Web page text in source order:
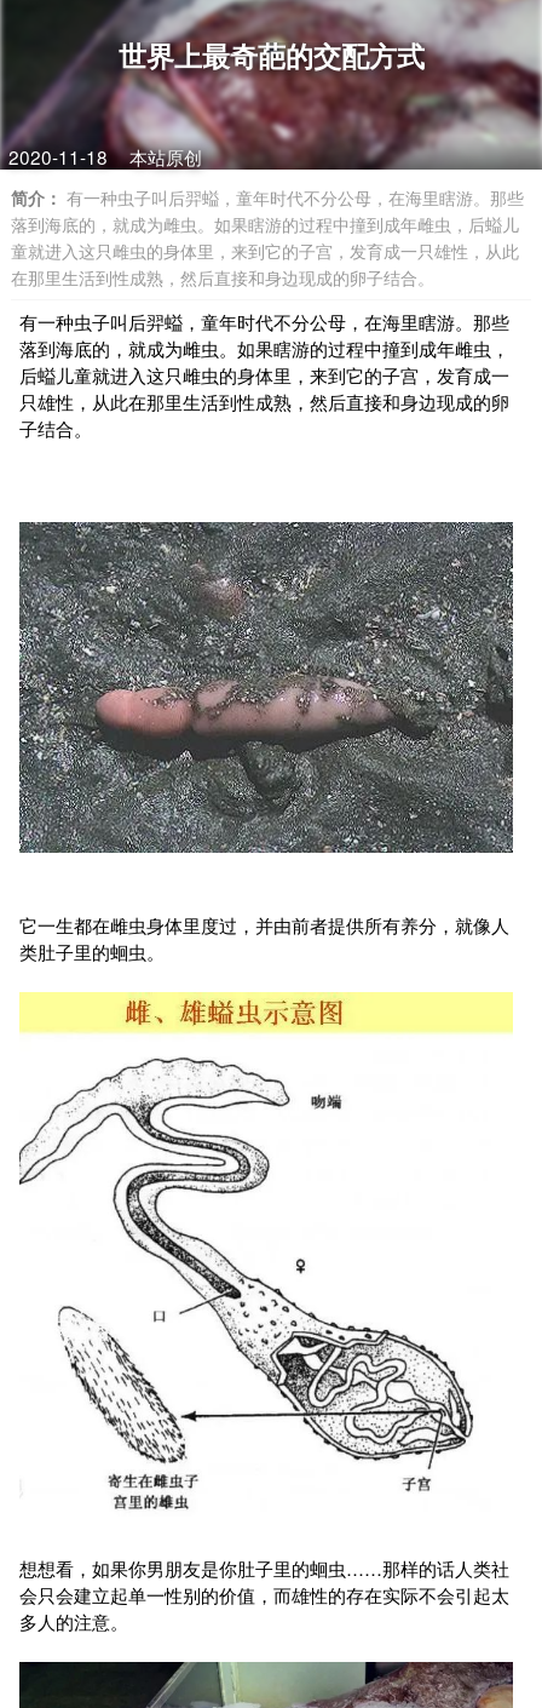
世界上最奇葩的交配方式
2020-11-18 本站原创
简介： 有一种虫子叫后羿螠，童年时代不分公母，在海里瞎游。那些
落到海底的，就成为雌虫。如果瞎游的过程中撞到成年雌虫，后螠儿
童就进入这只雌虫的身体里，来到它的子宫，发育成一只雄性，从此
在那里生活到性成熟，然后直接和身边现成的卵子结合。
有一种虫子叫后羿螠，童年时代不分公母，在海里瞎游。那些
落到海底的，就成为雌虫。如果瞎游的过程中撞到成年雌虫，
后螠儿童就进入这只雌虫的身体里，来到它的子宫，发育成一
只雄性，从此在那里生活到性成熟，然后直接和身边现成的卵
子结合。
它一生都在雌虫身体里度过，并由前者提供所有养分，就像人
类肚子里的蛔虫。
想想看，如果你男朋友是你肚子里的蛔虫……那样的话人类社
会只会建立起单一性别的价值，而雄性的存在实际不会引起太
多人的注意。